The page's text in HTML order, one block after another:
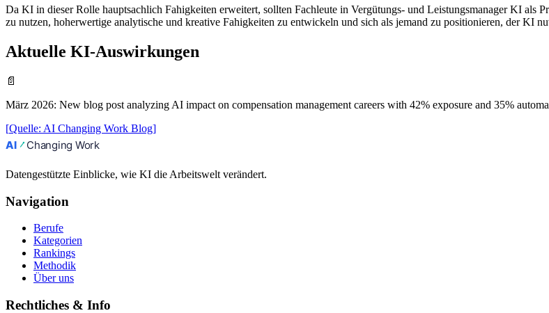
Da KI in dieser Rolle hauptsachlich Fahigkeiten erweitert, sollten Fachleute in Vergütungs- und Leistungsmanager KI
zu nutzen, hoherwertige analytische und kreative Fahigkeiten zu entwickeln und sich als jemand zu positionieren, der KI
Aktuelle KI-Auswirkungen
📄
März 2026: New blog post analyzing AI impact on compensation management careers with 42% exposure and 35%
[Quelle: AI Changing Work Blog]
Datengestützte Einblicke, wie KI die Arbeitswelt verändert.
Navigation
Berufe
Kategorien
Rankings
Methodik
Über uns
Rechtliches & Info